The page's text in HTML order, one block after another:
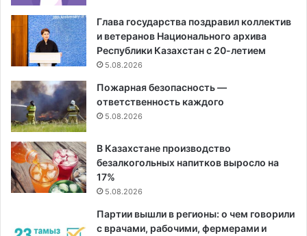
Глава государства поздравил коллектив
и ветеранов Национального архива
Республики Казахстан с 20-летием
5.08.2026
Пожарная безопасность —
ответственность каждого
5.08.2026
В Казахстане производство
безалкогольных напитков выросло на
17%
5.08.2026
Партии вышли в регионы: о чем говорили
с врачами, рабочими, фермерами и